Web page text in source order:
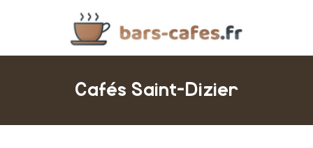
Cafés Saint-Dizier